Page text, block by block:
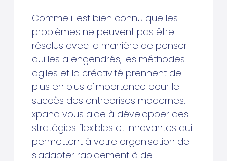
Comme il est bien connu que les
problèmes ne peuvent pas être
résolus avec la manière de penser
qui les a engendrés, les méthodes
agiles et la créativité prennent de
plus en plus d'importance pour le
succès des entreprises modernes.
xpand vous aide à développer des
stratégies flexibles et innovantes qui
permettent à votre organisation de
s'adapter rapidement à de